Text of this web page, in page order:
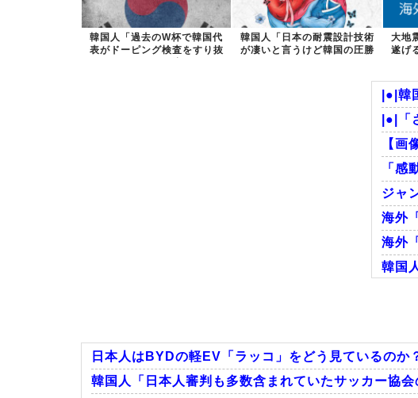
韓国人「過去のW杯で韓国代
表がドーピング検査をすり抜
韓国人「日本の耐震設計技術
が凄いと言うけど韓国の圧勝
大地
遂げ
|●|韓
|●|「
【画
「感
ジャ
海外
海外
韓国
海外
日本人はBYDの軽EV「ラッコ」をどう見ているのか
韓国人「日本人審判も多数含まれていたサッカー協